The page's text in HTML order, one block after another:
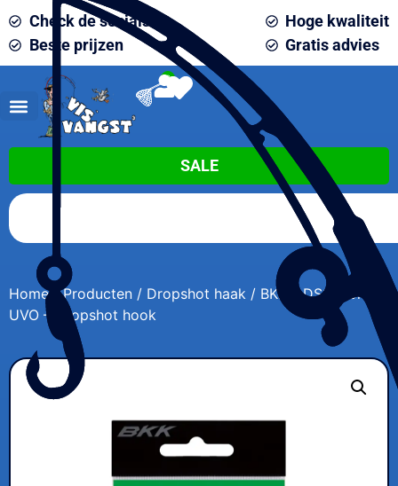
Check de socials
Beste prijzen
Hoge kwaliteit
Gratis advies
0
SALE
Home/Producten / Dropshot haak / BKK – DSS Worm
UVO – Dropshot hook